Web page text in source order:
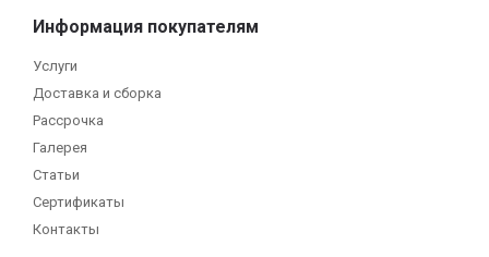
Информация покупателям
Услуги
Доставка и сборка
Рассрочка
Галерея
Статьи
Сертификаты
Контакты